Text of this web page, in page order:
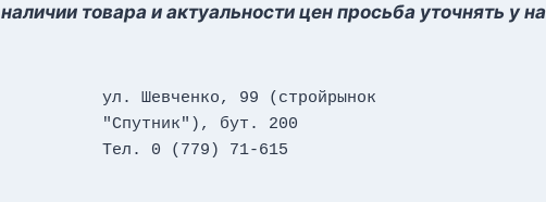
товара и актуальности цен просьба уточнять у
ул. Шевченко, 99 (стройрынок
"Спутник"), бут. 200
Тел. 0 (779) 71-615